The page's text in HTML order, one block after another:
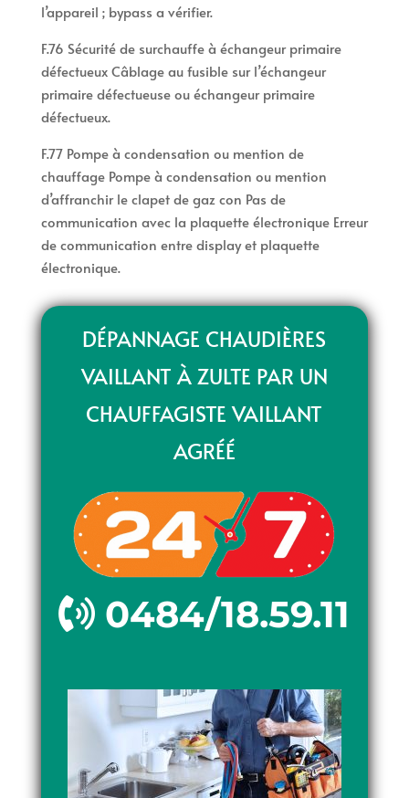
l’appareil ; bypass a vérifier.
F.76 Sécurité de surchauffe à échangeur primaire
défectueux Câblage au fusible sur l’échangeur
primaire défectueuse ou échangeur primaire
défectueux.
F.77 Pompe à condensation ou mention de
chauffage Pompe à condensation ou mention
d’affranchir le clapet de gaz con Pas de
communication avec la plaquette électronique Erreur
de communication entre display et plaquette
électronique.
DÉPANNAGE CHAUDIÈRES
VAILLANT À ZULTE PAR UN
CHAUFFAGISTE VAILLANT
AGRÉÉ
0484/18.59.11